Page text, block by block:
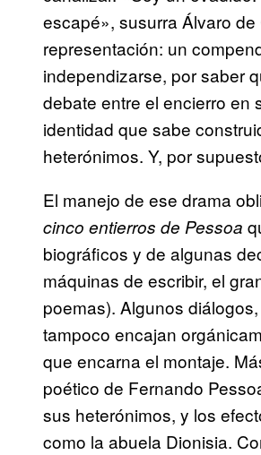
escapé», susurra Álvaro
representación: un
independizarse, por saber
debate entre el encierro en
identidad que sabe
heterónimos. Y, por
El manejo de ese drama
cinco entierros de Pessoa
biográficos y de algunas
máquinas de escribir, el
poemas). Algunos
tampoco encajan
que encarna el montaje.
poético de Fernando
sus heterónimos, y los
como la abuela Dionisia.